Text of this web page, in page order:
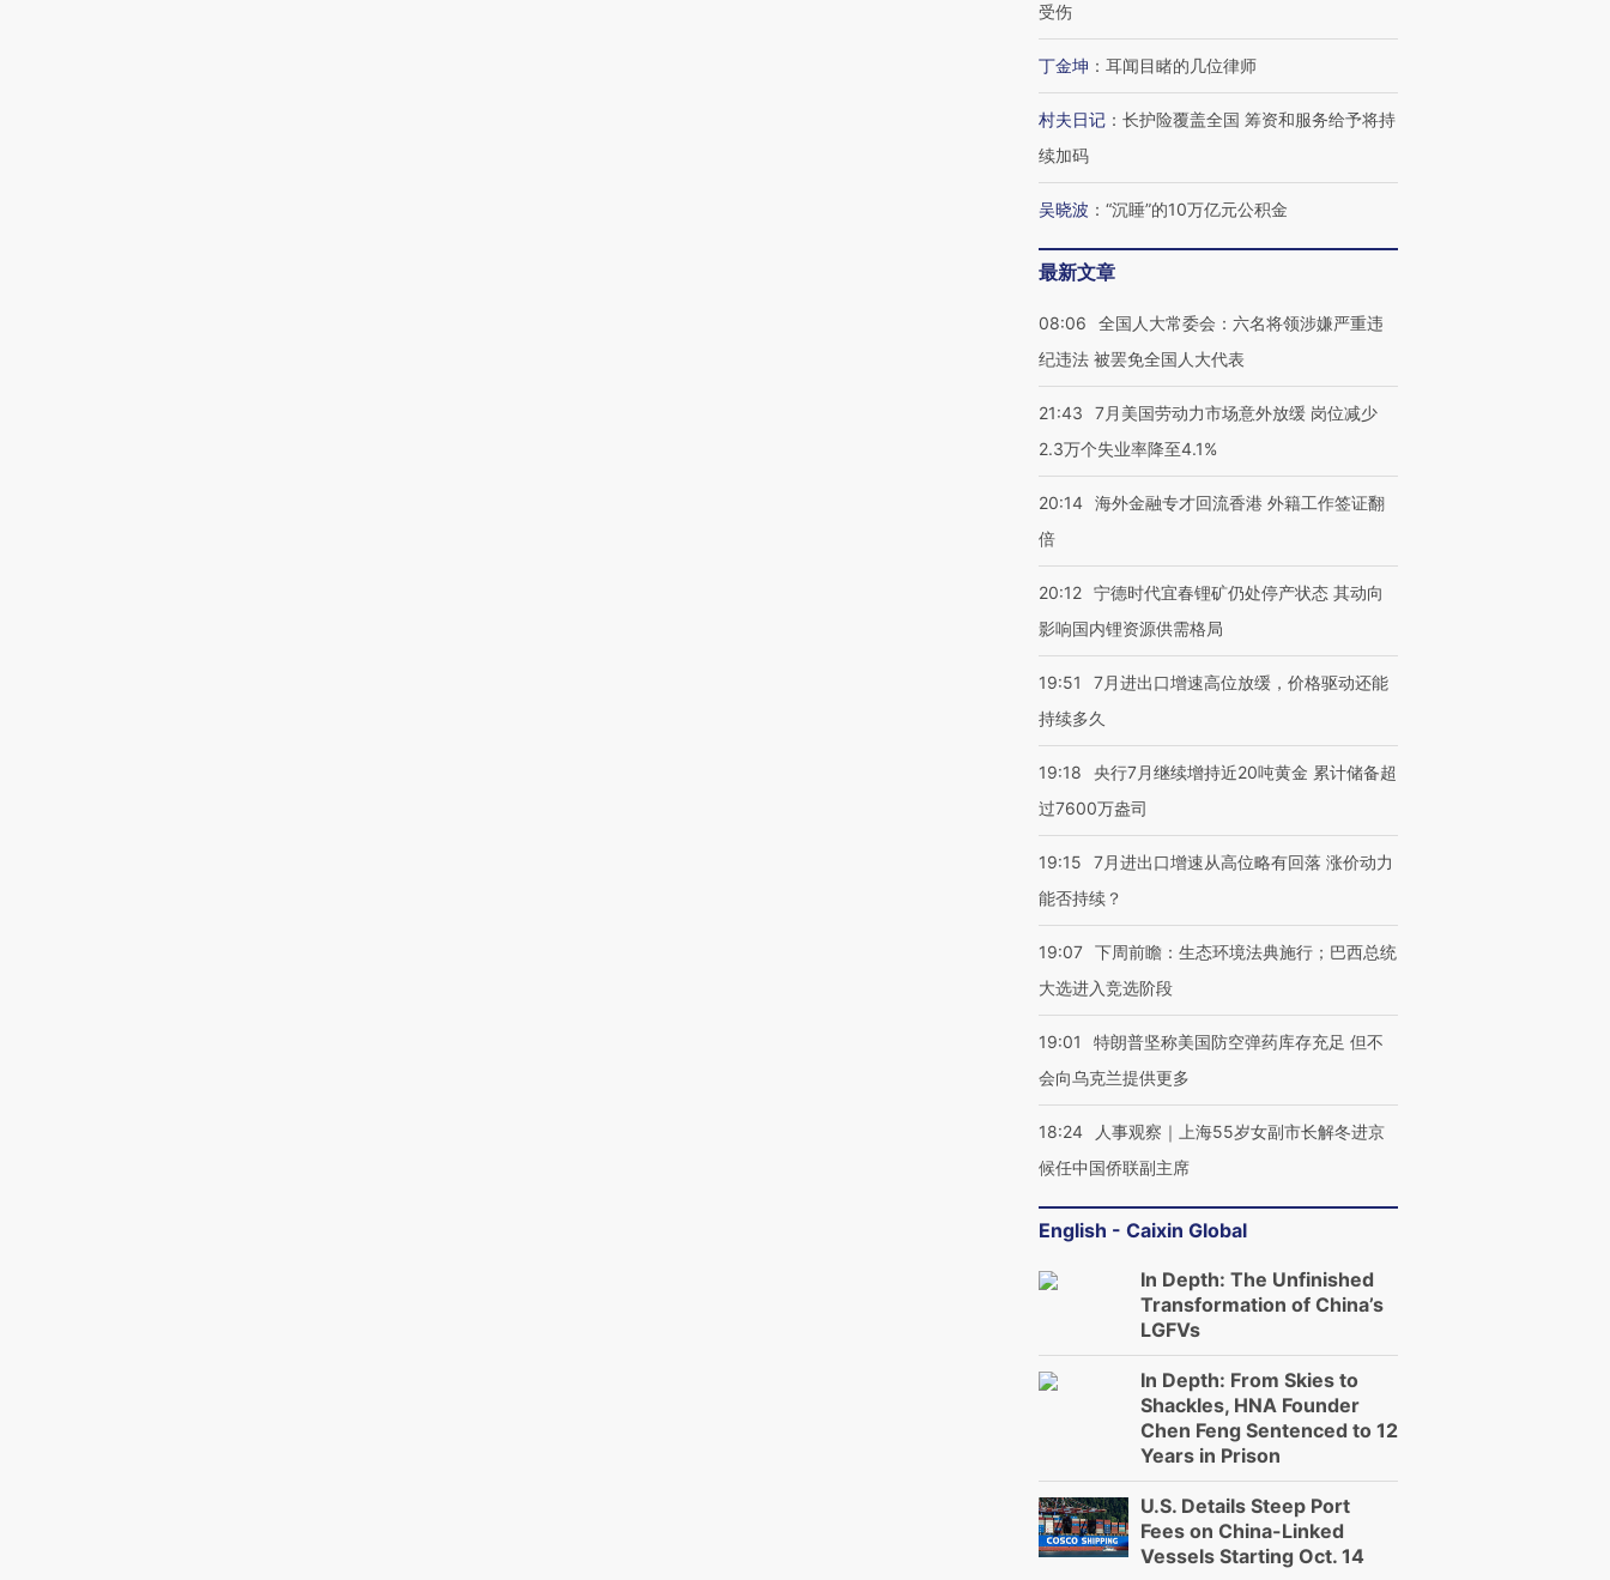
受伤
丁金坤 ： 耳闻目睹的几位律师
村夫日记 ： 长护险覆盖全国 筹资和服务给予将持
续加码
吴晓波 ： “沉睡”的10万亿元公积金
最新文章
08:06
全国人大常委会：六名将领涉嫌严重违
纪违法 被罢免全国人大代表
21:43
7月美国劳动力市场意外放缓 岗位减少
2.3万个失业率降至4.1%
20:14 海外金融专才回流香港 外籍工作签证翻
倍
20:12 宁德时代宜春锂矿仍处停产状态 其动向
影响国内锂资源供需格局
19:51
7月进出口增速高位放缓，价格驱动还能
持续多久
19:18
央行7月继续增持近20吨黄金 累计储备超
过7600万盎司
19:15
7月进出口增速从高位略有回落 涨价动力
能否持续？
19:07 下周前瞻：生态环境法典施行；巴西总统
大选进入竞选阶段
19:01
特朗普坚称美国防空弹药库存充足 但不
会向乌克兰提供更多
18:24
人事观察｜上海55岁女副市长解冬进京
候任中国侨联副主席
English - Caixin Global
In Depth: The Unfinished
Transformation of China’s
LGFVs
In Depth: From Skies to
Shackles, HNA Founder
Chen Feng Sentenced to 12
Years in Prison
U.S. Details Steep Port
Fees on China-Linked
Vessels Starting Oct. 14